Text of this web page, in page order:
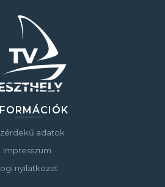
adatok
Impresszum
nyilatkozat